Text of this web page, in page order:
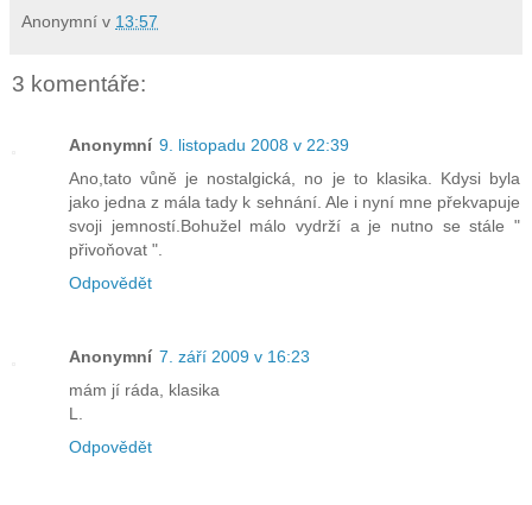
Anonymní v 13:57
3 komentáře:
Anonymní 9. listopadu 2008 v 22:39
Ano,tato vůně je nostalgická, no je to klasika. Kdysi byla
jako jedna z mála tady k sehnání. Ale i nyní mne překvapuje
svoji jemností.Bohužel málo vydrží a je nutno se stále "
přivoňovat ".
Odpovědět
Anonymní 7. září 2009 v 16:23
mám jí ráda, klasika
L.
Odpovědět